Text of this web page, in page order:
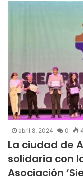
abril 8, 2024 0
La ciudad de
solidaria con
Asociación